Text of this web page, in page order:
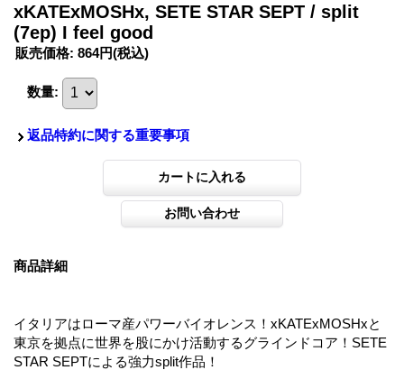
xKATExMOSHx, SETE STAR SEPT / split
(7ep) I feel good
販売価格: 864円(税込)
数量:
返品特約に関する重要事項
商品詳細
イタリアはローマ産パワーバイオレンス！xKATExMOSHxと
東京を拠点に世界を股にかけ活動するグラインドコア！SETE
STAR SEPTによる強力split作品！